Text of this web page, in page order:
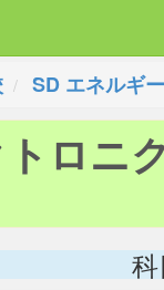
SD エネルギ
ロニ